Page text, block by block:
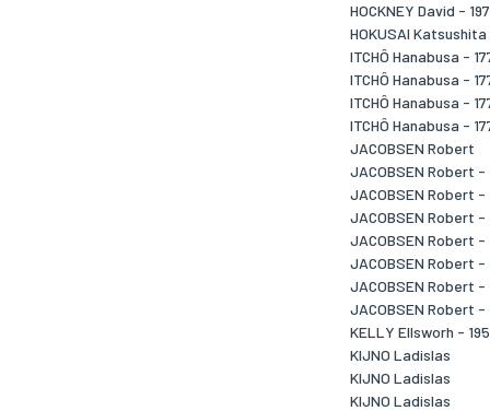
HOCKNEY David -
HOKUSAI Katsushita
ITCHÔ Hanabusa -
ITCHÔ Hanabusa -
ITCHÔ Hanabusa -
ITCHÔ Hanabusa -
JACOBSEN Robert
JACOBSEN Robert -
JACOBSEN Robert -
JACOBSEN Robert -
JACOBSEN Robert -
JACOBSEN Robert -
JACOBSEN Robert -
JACOBSEN Robert -
KELLY Ellsworh -
KIJNO Ladislas
KIJNO Ladislas
KIJNO Ladislas